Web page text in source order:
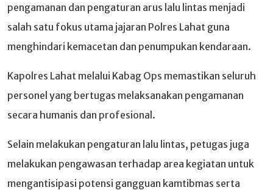
pengamanan dan pengaturan arus lalu lintas menjadi
salah satu fokus utama jajaran Polres Lahat guna
menghindari kemacetan dan penumpukan kendaraan.
Kapolres Lahat melalui Kabag Ops memastikan seluruh
personel yang bertugas melaksanakan pengamanan
secara humanis dan profesional.
Selain melakukan pengaturan lalu lintas, petugas juga
melakukan pengawasan terhadap area kegiatan untuk
mengantisipasi potensi gangguan kamtibmas serta